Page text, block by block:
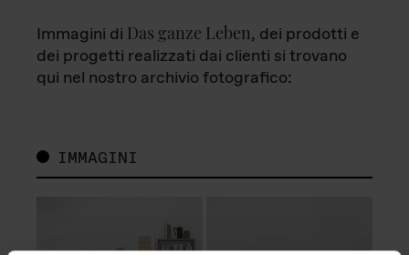
Immagini di Das ganze Leben, dei prodotti e
dei progetti realizzati dai clienti si trovano
qui nel nostro archivio fotografico:
IMMAGINI